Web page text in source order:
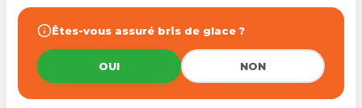
Êtes-vous assuré bris de glace ?
OUI NON